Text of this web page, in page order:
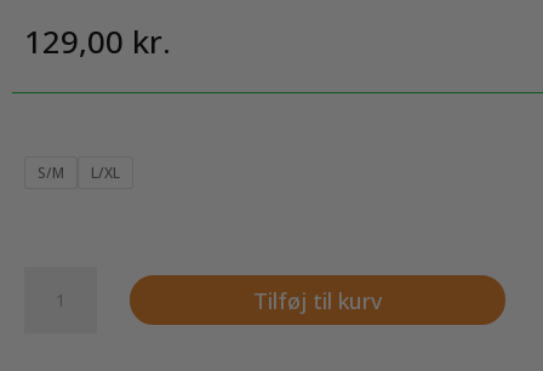
129,00 kr.
S/M L/XL
læderhandsker
Tilføj til kurv